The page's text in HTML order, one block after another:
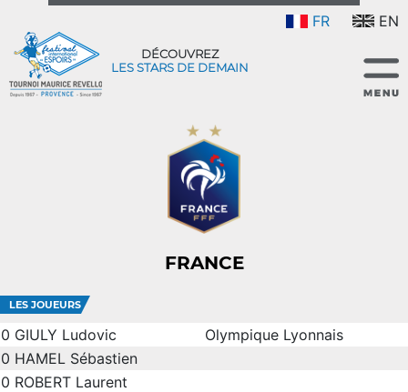
FR EN
DÉCOUVREZ
LES STARS DE DEMAIN
FRANCE
LES JOUEURS
0 GIULY Ludovic
Olympique Lyonnais
0 HAMEL Sébastien
0 ROBERT Laurent